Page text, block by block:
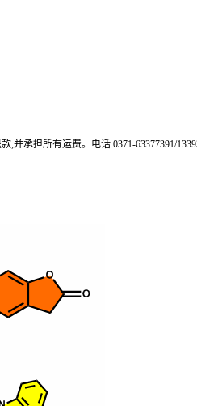
承担所有运费。电话:0371-63377391/